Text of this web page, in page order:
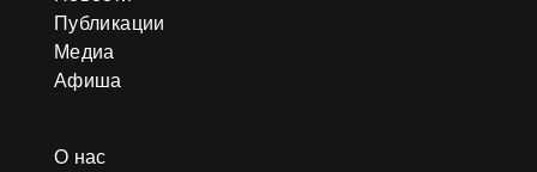
Публикации
Медиа
Афиша
О нас